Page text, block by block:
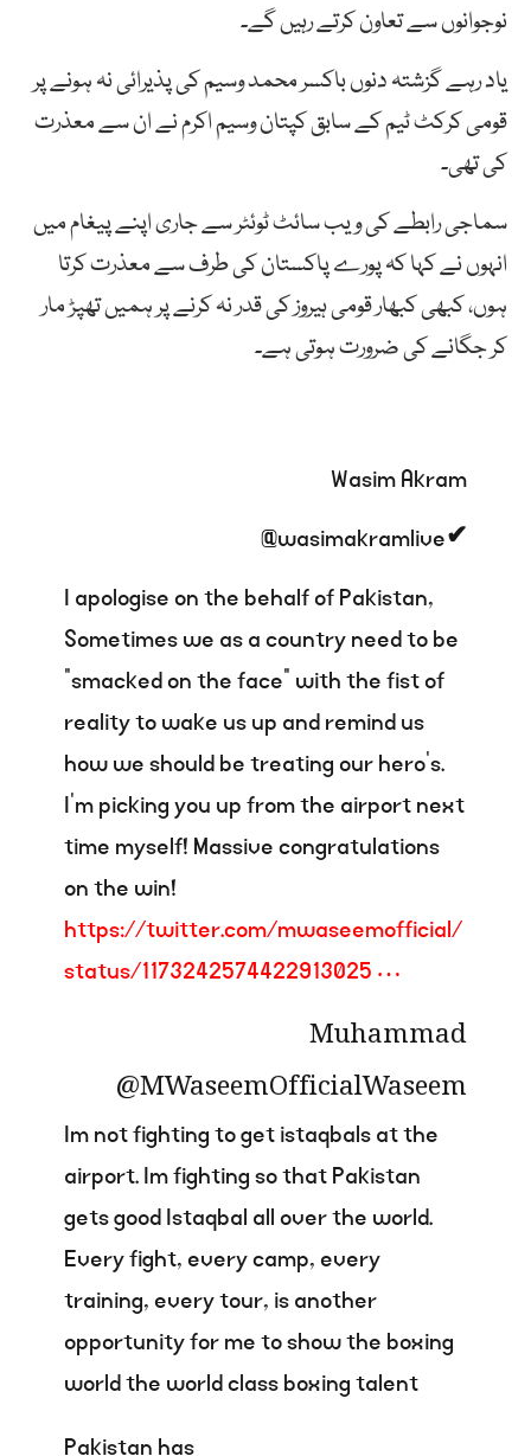
نوجوانوں سے تعاون کرتے رہیں گے۔
یاد رہے گزشتہ دنوں باکسر محمد وسیم کی پذیرائی نہ ہونے پر
قومی کرکٹ ٹیم کے سابق کپتان وسیم اکرم نے ان سے معذرت
کی تھی۔
سماجی رابطے کی ویب سائٹ ٹوئٹر سے جاری اپنے پیغام میں
انہوں نے کہا کہ پورے پاکستان کی طرف سے معذرت کرتا
ہوں، کبھی کبھار قومی ہیروز کی قدر نہ کرنے پر ہمیں تھپڑ مار
کر جگانے کی ضرورت ہوتی ہے۔
Wasim Akram
✔
@wasimakramlive
I apologise on the behalf of Pakistan,
Sometimes we as a country need to be
“smacked on the face” with the fist of
reality to wake us up and remind us
how we should be treating our hero’s.
I’m picking you up from the airport next
time myself! Massive congratulations
on the win!
https://twitter.com/mwaseemofficial/
status/1173242574422913025 …
Muhammad
Waseem
@MWaseemOfficial
Im not fighting to get istaqbals at the
airport. Im fighting so that Pakistan
gets good Istaqbal all over the world.
Every fight, every camp, every
training, every tour, is another
opportunity for me to show the boxing
world the world class boxing talent
Pakistan has